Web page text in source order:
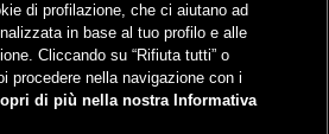
di profilazione, che ci aiutano ad
in base al tuo profilo e alle
Cliccando su “Rifiuta tutti” o
procedere nella navigazione con i
di più nella nostra Informativa